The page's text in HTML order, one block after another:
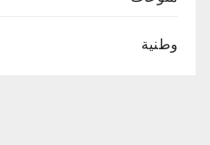
وطنية